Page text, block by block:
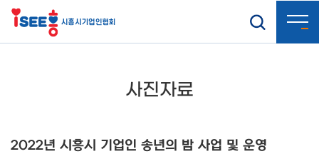
사진자료
2022년 시흥시 기업인 송년의 밤 사업 및 운영